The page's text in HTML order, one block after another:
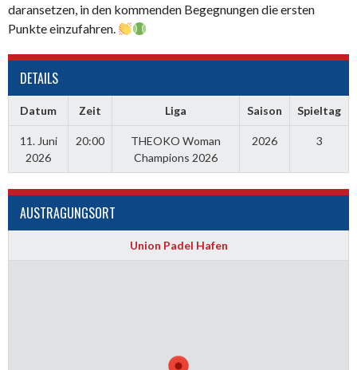
daransetzen, in den kommenden Begegnungen die ersten
Punkte einzufahren.
DETAILS
Datum Zeit Liga Saison Spieltag
11. Juni
2026
20:00
THEOKO Woman
Champions 2026
2026 3
AUSTRAGUNGSORT
Union Padel Hafen